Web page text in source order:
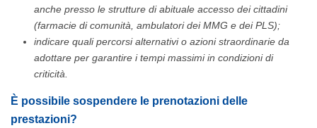
anche presso le strutture di abituale accesso dei cittadini
(farmacie di comunità, ambulatori dei MMG e dei PLS);
indicare quali percorsi alternativi o azioni straordinarie da
adottare per garantire i tempi massimi in condizioni di
criticità.
È possibile sospendere le prenotazioni delle
prestazioni?